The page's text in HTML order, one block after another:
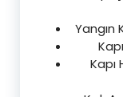
Yangın
Kapı